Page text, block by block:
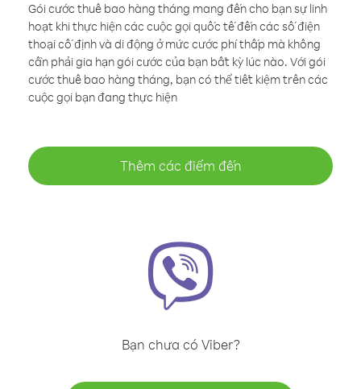
Gói cước thuê bao hàng tháng mang đến cho bạn sự linh
hoạt khi thực hiện các cuộc gọi quốc tế đến các số điện
thoại cố định và di động ở mức cước phí thấp mà không
cần phải gia hạn gói cước của bạn bất kỳ lúc nào. Với gói
cước thuê bao hàng tháng, bạn có thể tiết kiệm trên các
cuộc gọi bạn đang thực hiện
Thêm các điểm đến
Bạn chưa có Viber?